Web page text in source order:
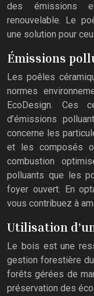
des émissions
renouvelable. Le
une solution pour
Émissions
Les poêles
normes
EcoDesign. Ces
d’émissions
concerne les
et les composés
combustion
polluants que les
foyer ouvert. En
vous contribuez à
Utilisation
Le bois est une
gestion forestière
forêts gérées de
préservation des